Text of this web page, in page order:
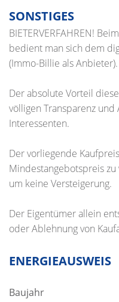
SONSTIGES
BIETERVERFAHREN!
bedient man sich dem
(Immo-Billie als Anbieter).
Der absolute Vorteil
völligen Transparenz und
Interessenten.
Der vorliegende
Mindestangebotspreis
um keine Versteigerung.
Der Eigentümer allein
oder Ablehnung von
ENERGIEAUSWEIS
Baujahr